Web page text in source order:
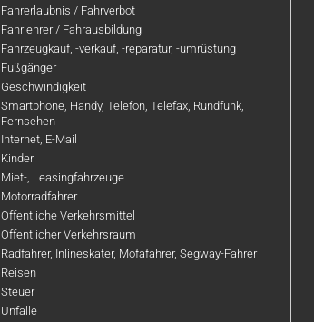
Fahrerlaubnis / Fahrverbot
Fahrlehrer / Fahrausbildung
Fahrzeugkauf, -verkauf, -reparatur, -umrüstung
Fußgänger
Geschwindigkeit
Smartphone, Handy, Telefon, Telefax, Rundfunk,
Fernsehen
Internet, E-Mail
Kinder
Miet-, Leasingfahrzeuge
Motorradfahrer
Öffentliche Verkehrsmittel
Öffentlicher Verkehrsraum
Radfahrer, Inlineskater, Mofafahrer, Segway-Fahrer
Reisen
Steuer
Unfälle